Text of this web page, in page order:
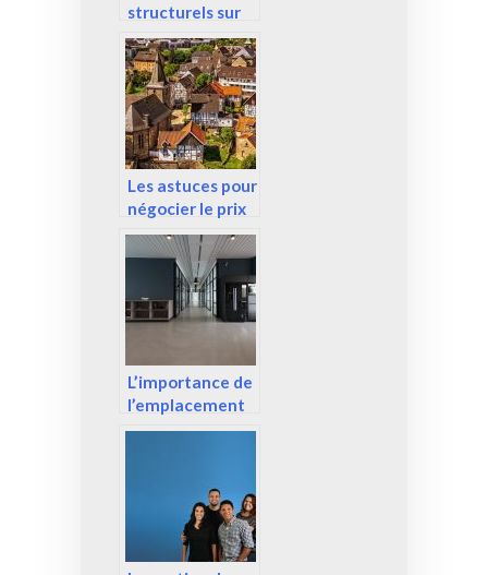
structurels sur
les biens
immobiliers :
Besoin de
diagnostic
Les astuces pour
négocier le prix
de vente d’un
bien immobilier
L’importance de
l’emplacement
de votre bureau